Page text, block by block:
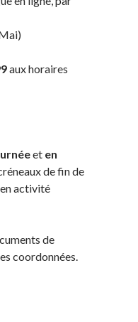
aux horaires
et en
de fin de
activité
de
coordonnées.